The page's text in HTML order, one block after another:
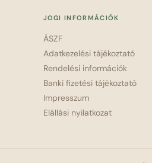
JOGI INFORMÁCIÓK
ÁSZF
Adatkezelési tájékoztató
Rendelési információk
Banki fizetési tájékoztató
Impresszum
Elállási nyilatkozat